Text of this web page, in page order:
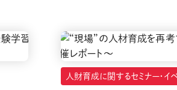
人財育成に関するセミナー・イ